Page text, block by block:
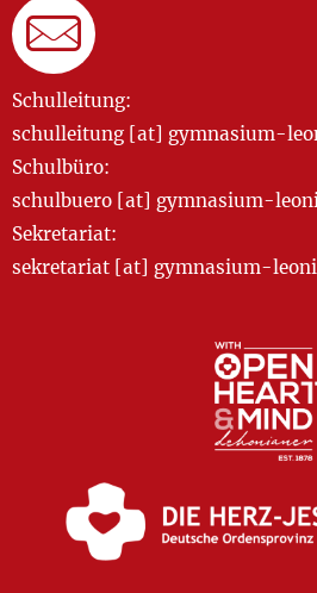
Schulleitung:
schulleitung [at] gymnasium-
Schulbüro:
schulbuero [at] gymnasium-
Sekretariat:
sekretariat [at] gymnasium-